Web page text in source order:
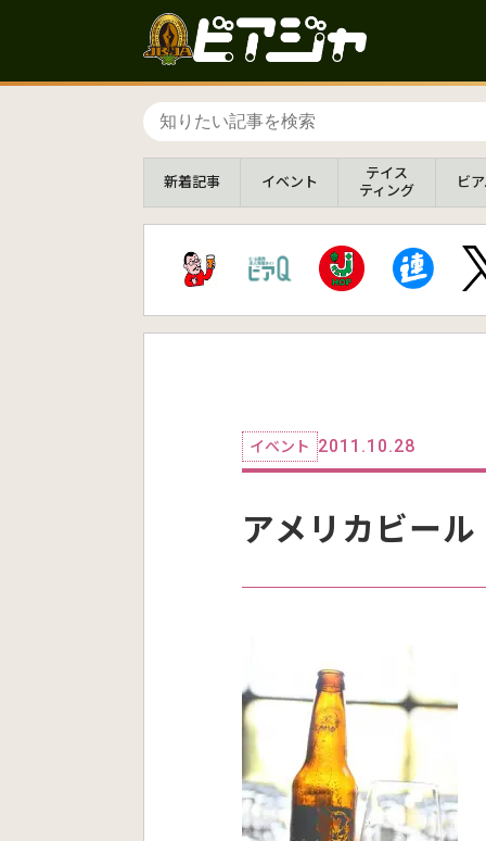
新着記事 イベント
テイス
ティング
ビ
イベント 2011.10.28
アメリカビー